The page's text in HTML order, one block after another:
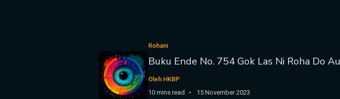
Rohani
Buku Ende No. 754 Gok Las Ni Roha Do Au
Oleh HKBP
10 mins read
15 November 2023